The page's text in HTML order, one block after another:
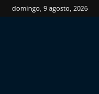
domingo, 9 agosto, 2026